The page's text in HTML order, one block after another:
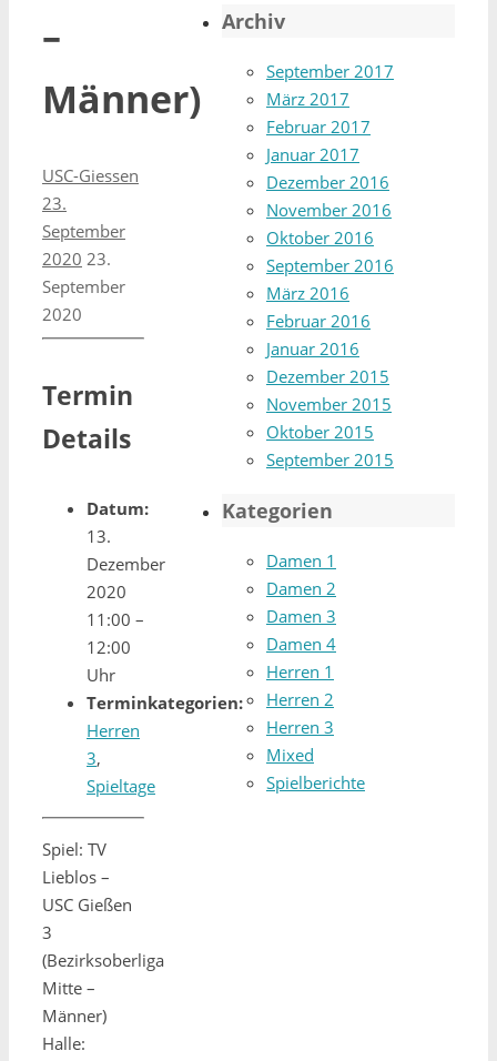
–
Männer)
USC-Giessen
23.
September
2020 23.
September
2020
Termin
Details
Datum:
13.
Dezember
2020
11:00 –
12:00
Uhr
Terminkategorien:
Herren
3,
Spieltage
Spiel: TV
Lieblos –
USC Gießen
3
(Bezirksoberliga
Mitte –
Männer)
Halle:
Archiv
September 2017
März 2017
Februar 2017
Januar 2017
Dezember 2016
November 2016
Oktober 2016
September 2016
März 2016
Februar 2016
Januar 2016
Dezember 2015
November 2015
Oktober 2015
September 2015
Kategorien
Damen 1
Damen 2
Damen 3
Damen 4
Herren 1
Herren 2
Herren 3
Mixed
Spielberichte